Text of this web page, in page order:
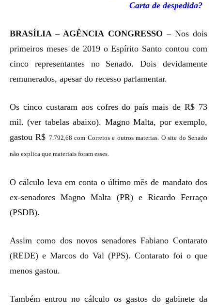
Carta de despedida?
BRASÍLIA – AGÊNCIA CONGRESSO – Nos dois
primeiros meses de 2019 o Espírito Santo contou com
cinco representantes no Senado. Dois devidamente
remunerados, apesar do recesso parlamentar.
Os cinco custaram aos cofres do país mais de R$ 73
mil. (ver tabelas abaixo). Magno Malta, por exemplo,
gastou R$ 7.792,68 com Correios e outros materias. O site do Senado
não explica que materiais foram esses.
O cálculo leva em conta o último mês de mandato dos
ex-senadores Magno Malta (PR) e Ricardo Ferraço
(PSDB).
Assim como dos novos senadores Fabiano Contarato
(REDE) e Marcos do Val (PPS). Contarato foi o que
menos gastou.
Também entrou no cálculo os gastos do gabinete da